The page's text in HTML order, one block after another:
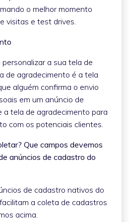
o melhor momento
visitas e test drives.
a sua tela de
de agradecimento é a tela
alguém confirma o envio
em um anúncio de
a tela de agradecimento para
com os potenciais clientes.
Que campos devemos
anúncios de cadastro do
de cadastro nativos do
a coleta de cadastros
acima.